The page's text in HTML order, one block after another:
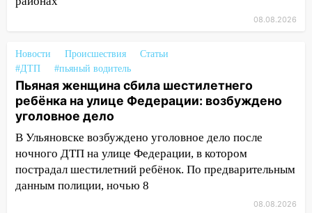
строящегося дома
как устраняют последствия мощного
шторма
13:49 Стихия продолжает крушить
Ульяновск: дерево рухнуло на дом на
Орджоникидзе
13:47 На Нижней Террасе мощным
ветром вырвало дерево с корнем
13:46 Сильный ветер сорвал крышу с
08.08.2026
Новости Происшествия
Статьи
#ДТП
#пьяный водитель
Пьяная женщина сбила шестилетнего
ребёнка на улице Федерации: возбуждено
уголовное дело
В Ульяновске возбуждено уголовное дело после
ночного ДТП на улице Федерации, в котором
пострадал шестилетний ребёнок. По предварительным
данным полиции, ночью 8
08.08.2026